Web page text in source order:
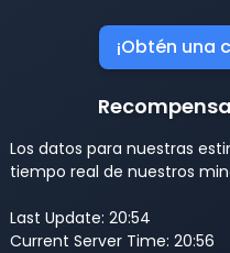
¡Obtén una
Los datos para nuestras
tiempo real de nuestros
Last Update: 20:54
Current Server Time: 20:56